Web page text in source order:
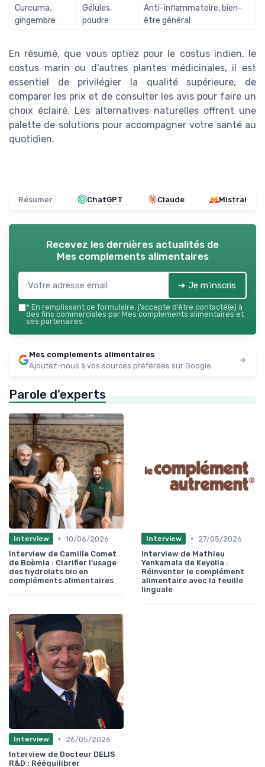
Curcuma,
gingembre
Gélules,
poudre
Anti-inflammatoire, bien-
être général
En résumé, que vous optiez pour le costus indien, le
costus marin ou d’autres plantes médicinales, il est
essentiel de privilégier la qualité supérieure, de
comparer les prix et de consulter les avis pour faire un
choix éclairé. Les alternatives naturelles offrent une
palette de solutions pour accompagner votre santé au
quotidien.
Résumer ChatGPT Claude Mistral
Recevez les dernières actualités de
Mes complements alimentaires
➔ Je m'inscris
* En remplissant ce formulaire, j’accepte d’être contacté(e) à
des fins commerciales par Mes complements alimentaires et
ses partenaires.
Mes complements alimentaires
Ajoutez-nous à vos sources préférées sur Google
Parole d'experts
Interview • 10/06/2026
Interview de Camille Comet
de Boèmia : Clarifier l’usage
des hydrolats bio en
compléments alimentaires
Interview •
27/05/2026
Interview de Mathieu
Yenkamala de Keyolia :
Réinventer le complément
alimentaire avec la feuille
linguale
Interview •
26/05/2026
Interview de Docteur DELIS
R&D : Rééquilibrer